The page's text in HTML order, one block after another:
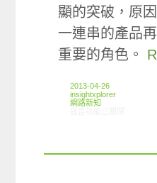
顯的突破，原
一連串的產品
重要的角色。
2013-04-26
insightxplorer
網路新知